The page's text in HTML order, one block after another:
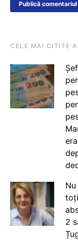
CELE MAI CITITE
2